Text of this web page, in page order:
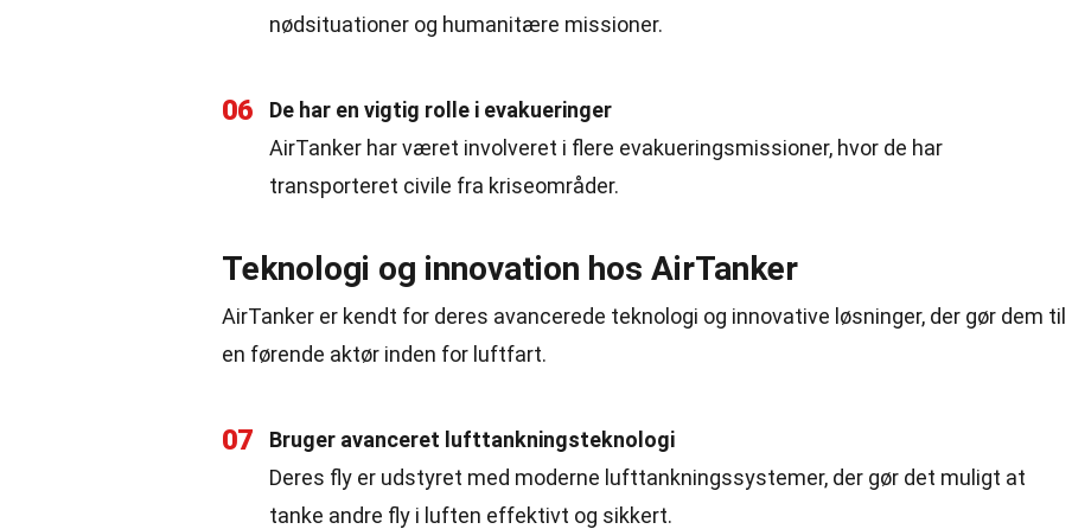
nødsituationer og humanitære missioner.
06
De har en vigtig rolle i evakueringer
AirTanker har været involveret i flere evakueringsmissioner, hvor de har
transporteret civile fra kriseområder.
Teknologi og innovation hos AirTanker
AirTanker er kendt for deres avancerede teknologi og innovative løsninger, der gør dem til
en førende aktør inden for luftfart.
07
Bruger avanceret lufttankningsteknologi
Deres fly er udstyret med moderne lufttankningssystemer, der gør det muligt at
tanke andre fly i luften effektivt og sikkert.